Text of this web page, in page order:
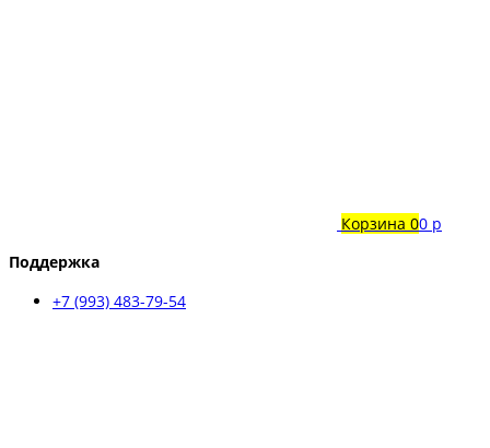
Корзина 00 р
Поддержка
+7 (993) 483-79-54